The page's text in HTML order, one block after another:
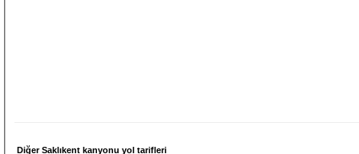
Diğer Saklıkent kanyonu yol tarifleri